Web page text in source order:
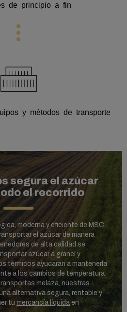
de principio a fin
y métodos de transporte
segura el azúcar
el recorrido
moderna y eficiente de MSC,
el azúcar de manera
de alta calidad se
azúcar a granel y
térmicos ayudarán a mantenerla
a los cambios de temperatura
melaza, nuestras
alternativa segura, rentable y
tu mercancía líquida en